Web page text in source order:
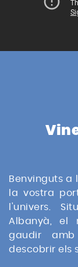
Benvinguts a
la vostra
l'univers.
Albanyà, el
gaudir
descobrir els